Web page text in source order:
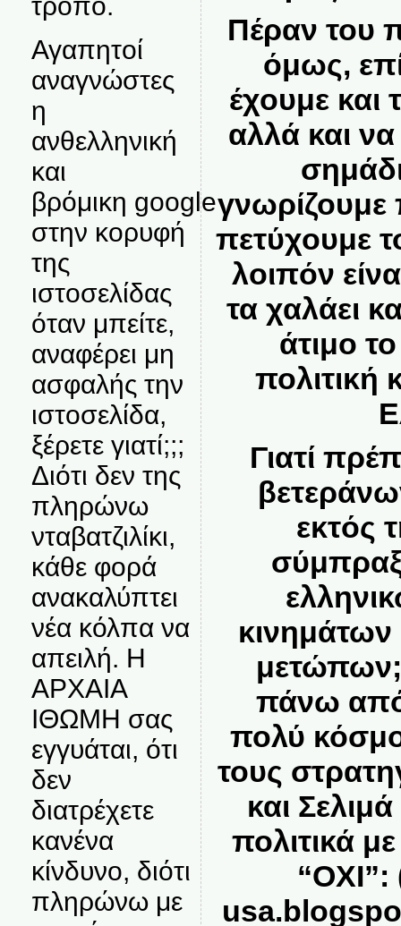
Αγαπητοί
αναγνώστες
η
ανθελληνική
και
βρόμικη google
στην κορυφή
της
ιστοσελίδας
όταν μπείτε,
αναφέρει μη
ασφαλής την
ιστοσελίδα,
ξέρετε γιατί;;;
Διότι δεν της
πληρώνω
νταβατζιλίκι,
κάθε φορά
ανακαλύπτει
νέα κόλπα να
απειλή. Η
ΑΡΧΑΙΑ
ΙΘΩΜΗ σας
εγγυάται, ότι
δεν
διατρέχετε
κανένα
κίνδυνο, διότι
πληρώνω με
Πέραν του
όμως,
έχουμε
αλλά και
πετύχουμε
λοιπόν
τα χαλάει
άτιμο
πολιτική
Γιατί
εκτός
κινημάτων
μετώπων;
πάνω
πολύ
τους
και
πολιτικά
“ΟΧΙ”: